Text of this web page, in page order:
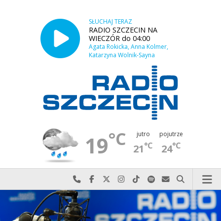
SŁUCHAJ TERAZ
RADIO SZCZECIN NA
WIECZÓR do 04:00
Agata Rokicka, Anna Kolmer,
Katarzyna Wolnik-Sayna
19°C jutro
21°C
pojutrze
24°C
Najlepiej po prostu do nas zadzwoń
Odwiedź nas na Facebook-u
Odwiedź nas na X
Odwiedź nas na Instagram-ie
Odwiedź nas na TikTok-u
Szukaj nas na Spotify
Wyślij do nas
Szukaj